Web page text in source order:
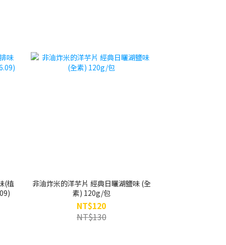
(植
非油炸米的洋芋片 經典日曬湖鹽味 (全
素) 120g/包
NT$120
NT$130